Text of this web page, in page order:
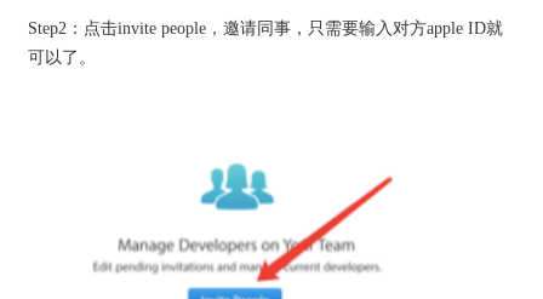
Step2：点击invite people，邀请同事，只需要输入对方apple ID就
可以了。